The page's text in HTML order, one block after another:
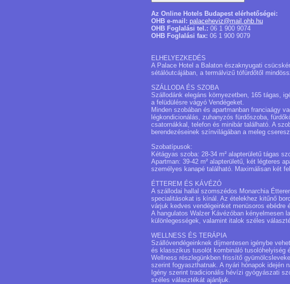
Az Online Hotels Budapest elérhetőségei:
OHB e-mail: palaceheviz@mail.ohb.hu
OHB Foglalási tel.: 06 1 900 9074
OHB Foglalási fax: 06 1 900 9079
ELHELYEZKEDÉS
A Palace Hotel a Balaton északnyugati
sétálóutcájában, a termálvizű tófürdőtől
SZÁLLODA ÉS SZOBA
Szállodánk elegáns környezetben, 165 tágas,
a felüdülésre vágyó Vendégeket.
Minden szobában és apartmanban franciaágy
légkondicionálás, zuhanyzós fürdőszoba,
csatornákkal, telefon és minibár található. A
berendezéseinek színvilágában a meleg
Szobatípusok:
Kétágyas szoba: 28-34 m² alapterületű tágas
Apartman: 39-42 m² alapterületű, két légteres
személyes kanapé található. Maximálisan két
ÉTTEREM ÉS KÁVÉZÓ
A szállodai hallal szomszédos Monarchia
specialitásokat is kínál. Az ételekhez kitűnő
várjuk kedves vendégeinket menüsoros
A hangulatos Walzer Kávézóban kényelmesen
különlegességek, valamint italok széles
WELLNESS ÉS TERÁPIA
Szállóvendégeinknek díjmentesen igénybe
és klasszikus tusolót kombináló tusolóhelyiség
Wellness részlegünkben frissítő
szerint fogyaszthatnak. A nyári hónapok idején
Igény szerint tradicionális hévízi gyógyászati
széles választékát ajánljuk.